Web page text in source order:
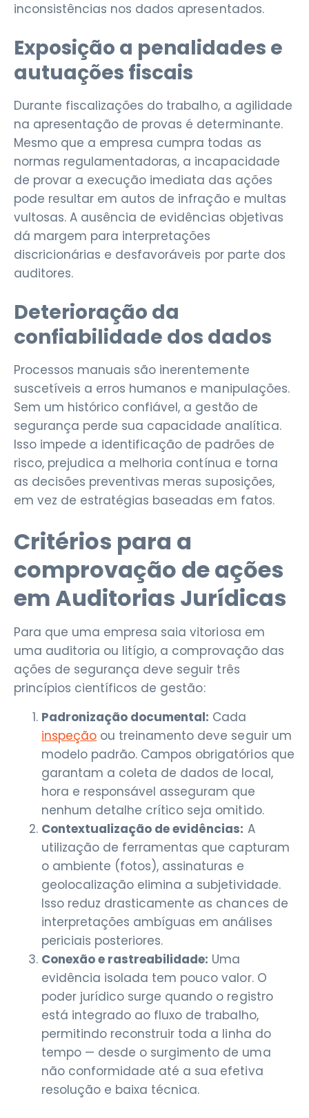
inconsistências nos dados apresentados.
Exposição a penalidades e
autuações fiscais
Durante fiscalizações do trabalho, a agilidade
na apresentação de provas é determinante.
Mesmo que a empresa cumpra todas as
normas regulamentadoras, a incapacidade
de provar a execução imediata das ações
pode resultar em autos de infração e multas
vultosas. A ausência de evidências objetivas
dá margem para interpretações
discricionárias e desfavoráveis por parte dos
auditores.
Deterioração da
confiabilidade dos dados
Processos manuais são inerentemente
suscetíveis a erros humanos e manipulações.
Sem um histórico confiável, a gestão de
segurança perde sua capacidade analítica.
Isso impede a identificação de padrões de
risco, prejudica a melhoria contínua e torna
as decisões preventivas meras suposições,
em vez de estratégias baseadas em fatos.
Critérios para a
comprovação de ações
em Auditorias Jurídicas
Para que uma empresa saia vitoriosa em
uma auditoria ou litígio, a comprovação das
ações de segurança deve seguir três
princípios científicos de gestão:
Padronização documental: Cada
inspeção ou treinamento deve seguir um
modelo padrão. Campos obrigatórios que
garantam a coleta de dados de local,
hora e responsável asseguram que
nenhum detalhe crítico seja omitido.
Contextualização de evidências: A
utilização de ferramentas que capturam
o ambiente (fotos), assinaturas e
geolocalização elimina a subjetividade.
Isso reduz drasticamente as chances de
interpretações ambíguas em análises
periciais posteriores.
Conexão e rastreabilidade: Uma
evidência isolada tem pouco valor. O
poder jurídico surge quando o registro
está integrado ao fluxo de trabalho,
permitindo reconstruir toda a linha do
tempo — desde o surgimento de uma
não conformidade até a sua efetiva
resolução e baixa técnica.